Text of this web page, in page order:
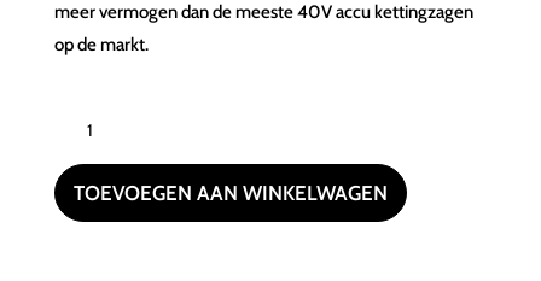
meer vermogen dan de meeste 40V accu kettingzagen
op de markt.
(complete
set)
TOEVOEGEN AAN WINKELWAGEN